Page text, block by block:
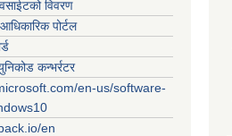
विवरण
पोर्टल
कन्भर्रटर
en-us/software-
en